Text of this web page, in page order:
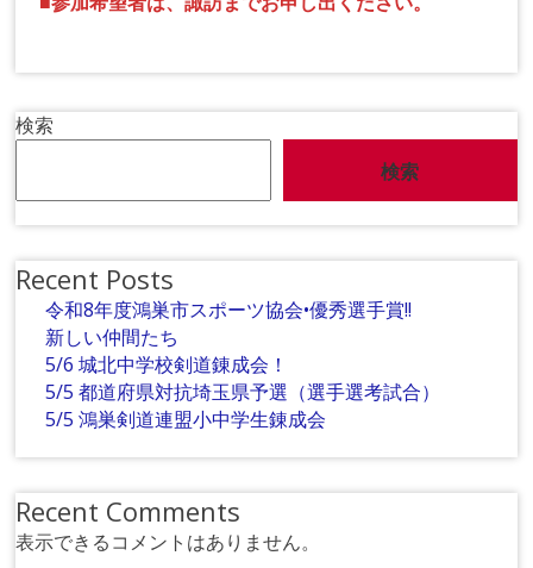
検索
検索
Recent Posts
令和8年度鴻巣市スポーツ協会•優秀選手賞!!
新しい仲間たち
5/6 城北中学校剣道錬成会！
5/5 都道府県対抗埼玉県予選（選手選考試合）
5/5 鴻巣剣道連盟小中学生錬成会
Recent Comments
表示できるコメントはありません。